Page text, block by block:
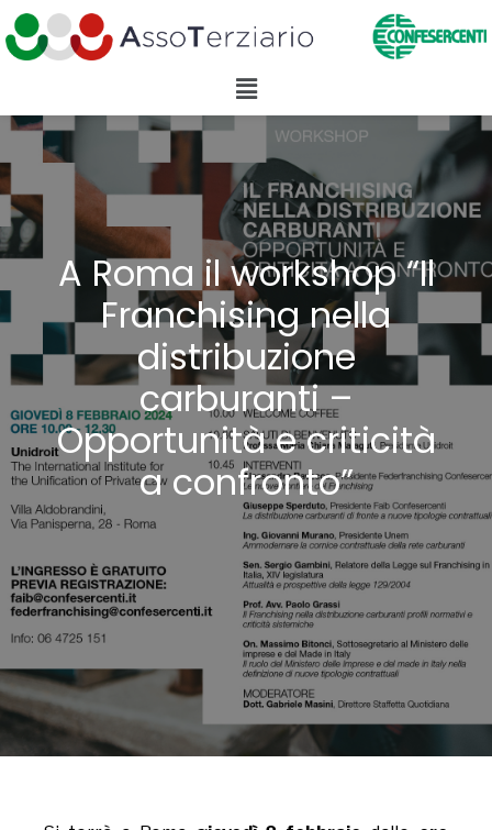
A Roma il workshop “Il
Franchising nella
distribuzione
carburanti –
Opportunità e criticità
a confronto”